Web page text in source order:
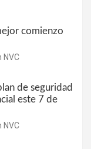
comienzo
NVC
de seguridad
este 7 de
NVC